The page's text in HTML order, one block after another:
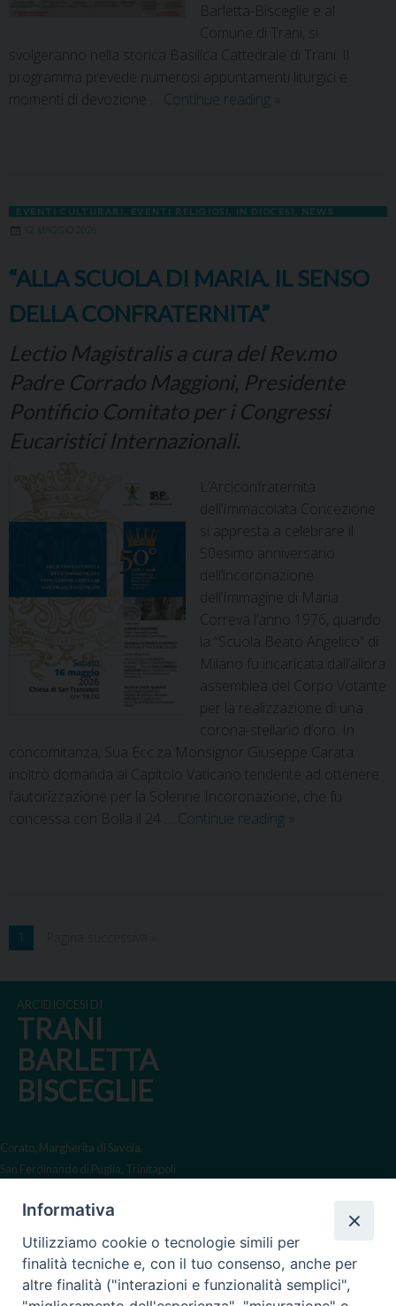
Barletta-Bisceglie e al
Comune di Trani, si
svolgeranno nella storica Basilica Cattedrale di Trani. Il
programma prevede numerosi appuntamenti liturgici e
momenti di devozione … Continue reading »
EVENTI CULTURARI EVENTI RELIGIOSI IN DIOCESI NEWS
12 MAGGIO 2026
“ALLA SCUOLA DI MARIA. IL SENSO
DELLA CONFRATERNITA”
Lectio Magistralis a cura del Rev.mo
Padre Corrado Maggioni, Presidente
Pontificio Comitato per i Congressi
Eucaristici Internazionali.
L’Arciconfraternita
dell’Immacolata Concezione
si appresta a celebrare il
50esimo anniversario
dell’incoronazione
dell’Immagine di Maria.
Correva l’anno 1976, quando
la “Scuola Beato Angelico” di
Milano fu incaricata dall’allora
assemblea del Corpo Votante
per la realizzazione di una
corona-stellario d’oro. In
concomitanza, Sua Ecc.za Monsignor Giuseppe Carata
inoltrò domanda al Capitolo Vaticano tendente ad ottenere
l’autorizzazione per la Solenne Incoronazione, che fu
concessa con Bolla il 24 … Continue reading »
1
ARCIDIOCESI DI
TRANI
BARLETTA
BISCEGLIE
Corato, Margherita di Savoia,
San Ferdinando di Puglia, Trinitapoli
Sede arcivescovile suffraganea
Regione ecclesiastica Puglia
Via Beltrani, 9
Informativa
Utilizziamo cookie o tecnologie simili per
finalità tecniche e, con il tuo consenso, anche per
altre finalità ("interazioni e funzionalità semplici",